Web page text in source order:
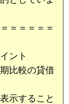
＝＝＝＝＝
ント
比較の貸借
示すること